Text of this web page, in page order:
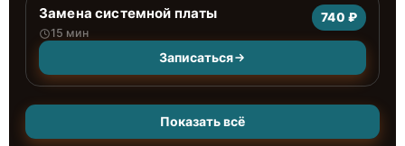
Замена системной платы
15 мин
740 ₽
Записаться
Показать всё